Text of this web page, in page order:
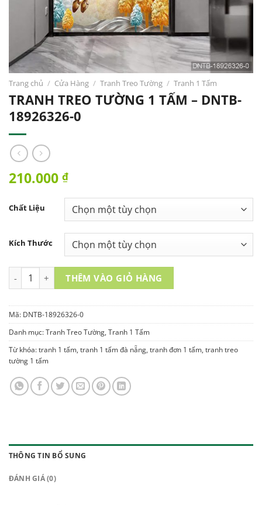
Trang chủ / Cửa Hàng / Tranh Treo Tường / Tranh 1 Tấm
TRANH TREO TƯỜNG 1 TẤM – DNTB-
18926326-0
210.000 ₫
Chất Liệu
Kích Thước
TRANH TREO TƯỜNG 1 TẤM - DNTB-18926326-0 số lượng
THÊM VÀO GIỎ HÀNG
Mã: DNTB-18926326-0
Danh mục:Tranh Treo Tường, Tranh 1 Tấm
Từ khóa:tranh 1 tấm, tranh 1 tấm đà nẵng, tranh đơn 1 tấm, tranh treo
tường 1 tấm
THÔNG TIN BỔ SUNG
ĐÁNH GIÁ (0)